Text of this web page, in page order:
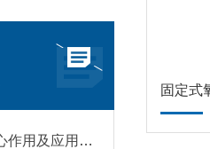
氮氧化物检测仪的核心作用及应用场景